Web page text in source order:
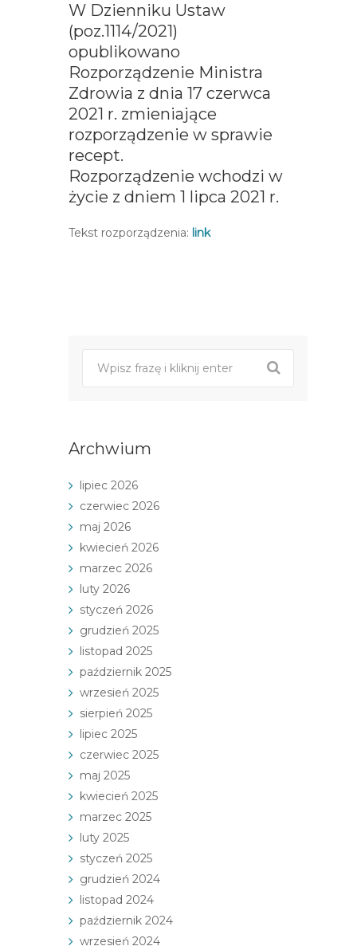
W Dzienniku Ustaw
(poz.1114/2021)
opublikowano
Rozporządzenie Ministra
Zdrowia z dnia 17 czerwca
2021 r. zmieniające
rozporządzenie w sprawie
recept.
Rozporządzenie wchodzi w
życie z dniem 1 lipca 2021 r.
Tekst rozporządzenia: link
Archwium
lipiec 2026
czerwiec 2026
maj 2026
kwiecień 2026
marzec 2026
luty 2026
styczeń 2026
grudzień 2025
listopad 2025
październik 2025
wrzesień 2025
sierpień 2025
lipiec 2025
czerwiec 2025
maj 2025
kwiecień 2025
marzec 2025
luty 2025
styczeń 2025
grudzień 2024
listopad 2024
październik 2024
wrzesień 2024